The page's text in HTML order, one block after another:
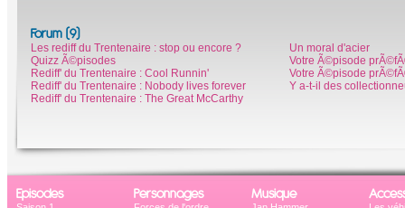
Forum (9)
Les rediff du Trentenaire : stop ou encore ?
Quizz Ã©pisodes
Rediff' du Trentenaire : Cool Runnin'
Rediff' du Trentenaire : Nobody lives forever
Rediff' du Trentenaire : The Great McCarthy
Un moral d'acier
Votre Ã©pisode
Votre Ã©pisode
Y a-t-il des
Episodes Personnages Musique